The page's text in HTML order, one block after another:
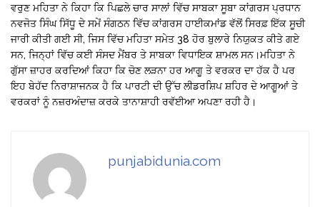
ਵਰੁਣ ਮਹਿਤਾ ਨੇ ਕਿਹਾ ਕਿ ਪਿਛਲੇ ਚਾਰ ਸਾਲਾਂ ਵਿੱਚ ਸਾਬਕਾ ਸੂਬਾ ਕਾਂਗਰਸ ਪ੍ਰਧਾਨ
ਨਵਜੋਤ ਸਿੰਘ ਸਿੱਧੂ ਦੇ ਸਮੇਂ ਸੰਗਠਨ ਵਿੱਚ ਕਾਂਗਰਸ ਹਾਈਕਮਾਂਡ ਵੱਲੋਂ ਸਿਰਫ਼ ਇੱਕ ਸੂਚੀ
ਜਾਰੀ ਕੀਤੀ ਗਈ ਸੀ, ਜਿਸ ਵਿੱਚ ਮਹਿਤਾ ਸਮੇਤ 38 ਹੋਰ ਬੁਲਾਰੇ ਨਿਯੁਕਤ ਕੀਤੇ ਗਏ
ਸਨ, ਜਿਨ੍ਹਾਂ ਵਿੱਚ ਕਈ ਸੰਸਦ ਮੈਂਬਰ ਤੇ ਸਾਬਕਾ ਵਿਧਾਇਕ ਸ਼ਾਮਲ ਸਨ।ਮਹਿਤਾ ਨੇ
ਗੁੱਸਾ ਜ਼ਾਹਰ ਕਰਦਿਆਂ ਕਿਹਾ ਕਿ ਚੋਣ ਲੜਨਾ ਹਰ ਆਗੂ ਤੇ ਵਰਕਰ ਦਾ ਹੱਕ ਹੈ ਪਰ
ਇਹ ਬੇਹੱਦ ਨਿਰਾਸ਼ਾਜਨਕ ਹੈ ਕਿ ਪਾਰਟੀ ਦੀ ਉੱਚ ਲੀਡਰਸ਼ਿਪ ਸ਼ਹਿਰ ਦੇ ਆਗੂਆਂ ਤੇ
ਵਰਕਰਾਂ ਨੂੰ ਨਜ਼ਰਅੰਦਾਜ਼ ਕਰਕੇ ਤਾਨਾਸ਼ਾਹੀ ਰਵੱਈਆ ਅਪਣਾ ਰਹੀ ਹੈ।
punjabidunia.com